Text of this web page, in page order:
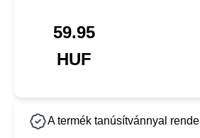
59.95
HUF
A termék tanúsítvánnyal